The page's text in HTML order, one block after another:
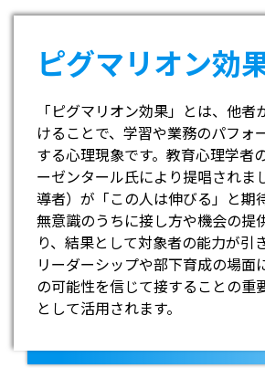
ピグマリオン効
「ピグマリオン効果」とは、他者
けることで、学習や業務のパフォ
する心理現象です。教育心理学者
ーゼンタール氏により提唱されま
導者）が「この人は伸びる」と期
無意識のうちに接し方や機会の提
り、結果として対象者の能力が引
リーダーシップや部下育成の場面
の可能性を信じて接することの重
として活用されます。